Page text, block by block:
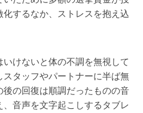
するなか、ストレスを抱え込
けないと体の不調を無視して
タッフやパートナーに半ば無
の回復は順調だったものの音
音声を文字起こしするタブレ